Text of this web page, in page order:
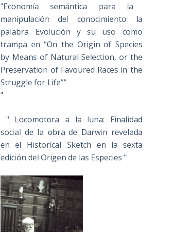
"Economía semántica para la
manipulación del conocimiento: la
palabra Evolución y su uso como
trampa en “On the Origin of Species
by Means of Natural Selection, or the
Preservation of Favoured Races in the
Struggle for Life””
"
" Locomotora a la luna: Finalidad
social de la obra de Darwin revelada
en el Historical Sketch en la sexta
edición del Origen de las Especies "